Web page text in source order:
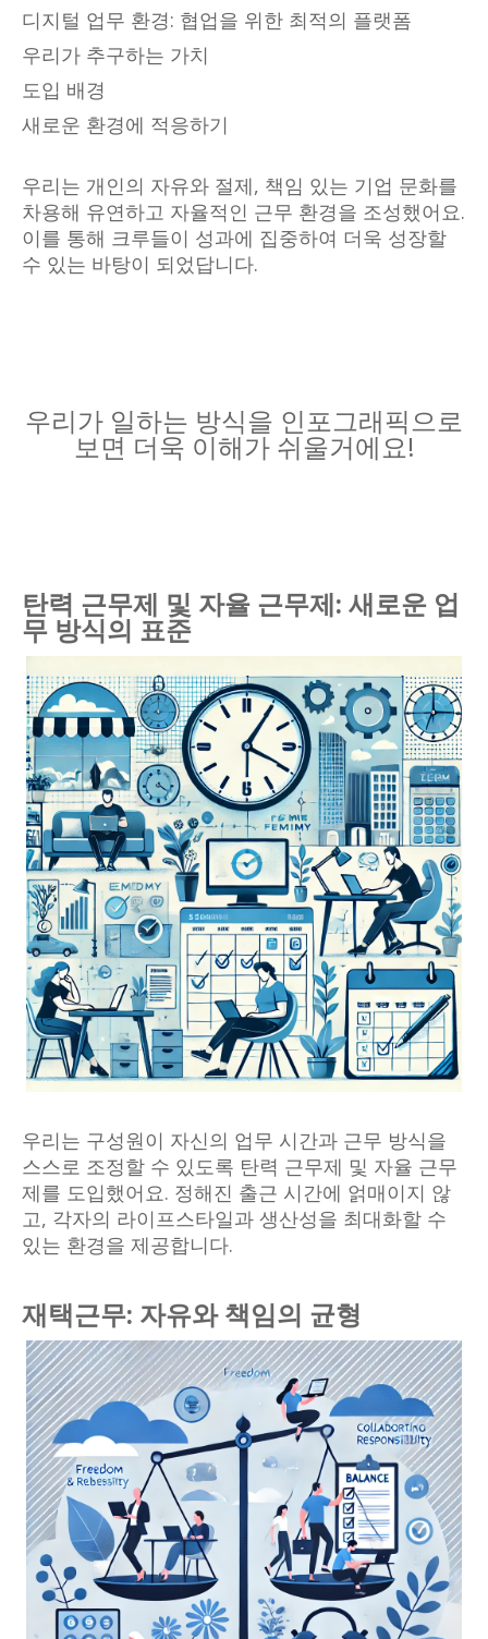
디지털 업무 환경: 협업을 위한 최적의 플랫폼
우리가 추구하는 가치
도입 배경
새로운 환경에 적응하기
우리는 개인의 자유와 절제, 책임 있는 기업 문화를
차용해 유연하고 자율적인 근무 환경을 조성했어요.
이를 통해 크루들이 성과에 집중하여 더욱 성장할
수 있는 바탕이 되었답니다.
우리가 일하는 방식을 인포그래픽으로
보면 더욱 이해가 쉬울거에요!
탄력 근무제 및 자율 근무제: 새로운 업
무 방식의 표준
우리는 구성원이 자신의 업무 시간과 근무 방식을
스스로 조정할 수 있도록 탄력 근무제 및 자율 근무
제를 도입했어요. 정해진 출근 시간에 얽매이지 않
고, 각자의 라이프스타일과 생산성을 최대화할 수
있는 환경을 제공합니다.
재택근무: 자유와 책임의 균형